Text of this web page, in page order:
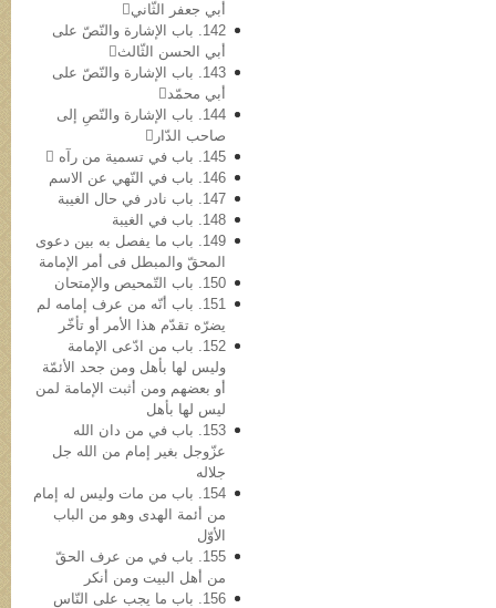
أبي جعفر الثّاني
142. باب الإشارة والنّصّ علی
أبي الحسن الثّالث
143. باب الإشارة والنّصّ علی
أبي محمّد
144. باب الإشارة والنّصِ إلی
صاحب الدّار
145. باب في تسمیة من رآه 
146. باب في النّهي عن الاسم
147. باب نادر في حال الغیبة
148. باب في الغیبة
149. باب ما یفصل به بین دعوی
المحقّ والمبطل فی أمر الإمامة
150. باب التّمحیص والإمتحان
151. باب أنّه من عرف إمامه لم
یضرّه تقدّم هذا الأمر أو تأخّر
152. باب من ادّعی الإمامة
ولیس لها بأهل ومن جحد الأئمّة
أو بعضهم ومن أثبت الإمامة لمن
لیس لها بأهل
153. باب في من دان الله
عزّوجل بغیر إمام من الله جل
جلاله
154. باب من مات ولیس له إمام
من أئمة الهدی وهو من الباب
الأوّل
155. باب في من عرف الحقّ
من أهل البیت ومن أنکر
156. باب ما یجب على النّاس